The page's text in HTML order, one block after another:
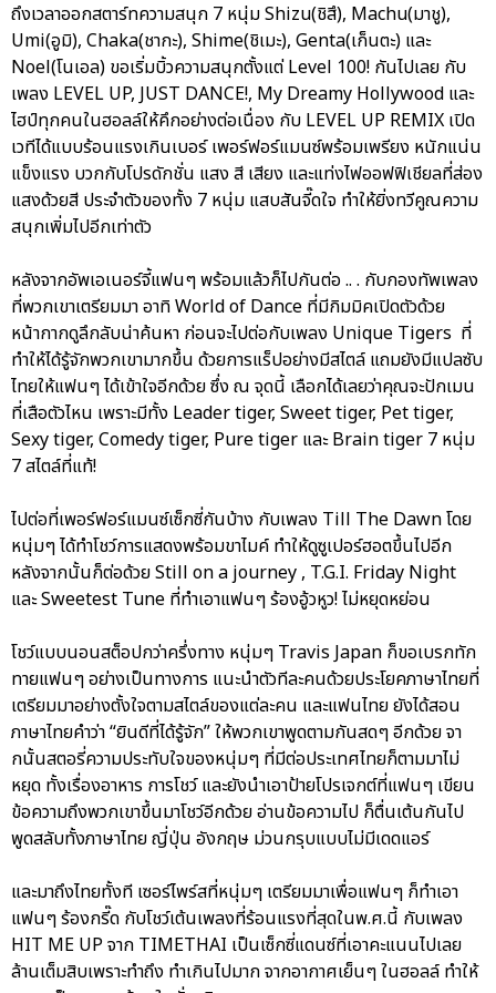
ถึงเวลาออกสตาร์ทความสนุก 7 หนุ่ม Shizu(ชิสึ), Machu(มาชู),
Umi(อูมิ), Chaka(ชากะ), Shime(ชิเมะ), Genta(เก็นตะ) และ
Noel(โนเอล) ขอเริ่มบิ้วความสนุกตั้งแต่ Level 100! กันไปเลย กับ
เพลง LEVEL UP, JUST DANCE!, My Dreamy Hollywood และ
ไฮป์ทุกคนในฮอลล์ให้คึกอย่างต่อเนื่อง กับ LEVEL UP REMIX เปิด
เวทีได้แบบร้อนแรงเกินเบอร์ เพอร์ฟอร์แมนซ์พร้อมเพรียง หนักแน่น
แข็งแรง บวกกับโปรดักชั่น แสง สี เสียง และแท่งไฟออฟฟิเชียลที่ส่อง
แสงด้วยสี ประจำตัวของทั้ง 7 หนุ่ม แสบสันจี๊ดใจ ทำให้ยิ่งทวีคูณความ
สนุกเพิ่มไปอีกเท่าตัว
หลังจากอัพเอเนอร์จี้แฟนๆ พร้อมแล้วก็ไปกันต่อ .. . กับกองทัพเพลง
ที่พวกเขาเตรียมมา อาทิ World of Dance ที่มีกิมมิคเปิดตัวด้วย
หน้ากากดูลึกลับน่าค้นหา ก่อนจะไปต่อกับเพลง Unique Tigers ที่
ทำให้ได้รู้จักพวกเขามากขึ้น ด้วยการแร็ปอย่างมีสไตล์ แถมยังมีแปลซับ
ไทยให้แฟนๆ ได้เข้าใจอีกด้วย ซึ่ง ณ จุดนี้ เลือกได้เลยว่าคุณจะปักเมน
ที่เสือตัวไหน เพราะมีทั้ง Leader tiger, Sweet tiger, Pet tiger,
Sexy tiger, Comedy tiger, Pure tiger และ Brain tiger 7 หนุ่ม
7 สไตล์ที่แท้!
ไปต่อที่เพอร์ฟอร์แมนซ์เซ็กซี่กันบ้าง กับเพลง Till The Dawn โดย
หนุ่มๆ ได้ทำโชว์การแสดงพร้อมขาไมค์ ทำให้ดูซูเปอร์ฮอตขึ้นไปอีก
หลังจากนั้นก็ต่อด้วย Still on a journey , T.G.I. Friday Night
และ Sweetest Tune ที่ทำเอาแฟนๆ ร้องอู้วหูว! ไม่หยุดหย่อน
โชว์แบบนอนสต็อปกว่าครึ่งทาง หนุ่มๆ Travis Japan ก็ขอเบรกทัก
ทายแฟนๆ อย่างเป็นทางการ แนะนำตัวทีละคนด้วยประโยคภาษาไทยที่
เตรียมมาอย่างตั้งใจตามสไตล์ของแต่ละคน และแฟนไทย ยังได้สอน
ภาษาไทยคำว่า “ยินดีที่ได้รู้จัก” ให้พวกเขาพูดตามกันสดๆ อีกด้วย จา
กนั้นสตอรี่ความประทับใจของหนุ่มๆ ที่มีต่อประเทศไทยก็ตามมาไม่
หยุด ทั้งเรื่องอาหาร การโชว์ และยังนำเอาป้ายโปรเจกต์ที่แฟนๆ เขียน
ข้อความถึงพวกเขาขึ้นมาโชว์อีกด้วย อ่านข้อความไป ก็ตื่นเต้นกันไป
พูดสลับทั้งภาษาไทย ญี่ปุ่น อังกฤษ ม่วนกรุบแบบไม่มีเดดแอร์
และมาถึงไทยทั้งที เซอร์ไพร์สที่หนุ่มๆ เตรียมมาเพื่อแฟนๆ ก็ทำเอา
แฟนๆ ร้องกรี๊ด กับโชว์เต้นเพลงที่ร้อนแรงที่สุดในพ.ศ.นี้ กับเพลง
HIT ME UP จาก TIMETHAI เป็นเซ็กซี่แดนซ์ที่เอาคะแนนไปเลย
ล้านเต็มสิบเพราะทำถึง ทำเกินไปมาก จากอากาศเย็นๆ ในฮอลล์ ทำให้